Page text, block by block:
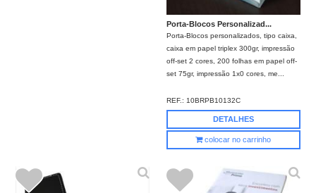
Porta-Blocos Personalizad...
Porta-Blocos personalizados, tipo caixa,
caixa em papel triplex 300gr, impressão
off-set 2 cores, 200 folhas em papel off-
set 75gr, impressão 1x0 cores, me...
REF.: 10BRPB10132C
DETALHES
colocar no carrinho